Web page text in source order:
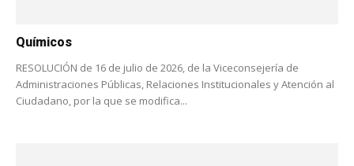
Químicos
RESOLUCIÓN de 16 de julio de 2026, de la Viceconsejería de
Administraciones Públicas, Relaciones Institucionales y Atención al
Ciudadano, por la que se modifica...